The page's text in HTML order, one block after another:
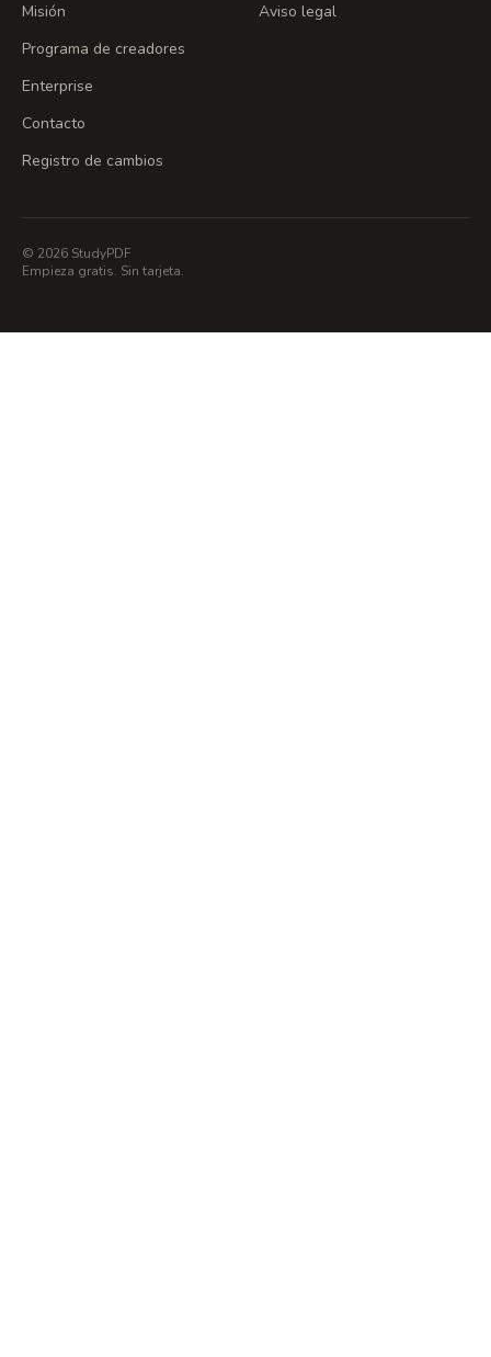
Misión
Programa de creadores
Enterprise
Contacto
Registro de cambios
Aviso legal
© 2026 StudyPDF
Empieza gratis. Sin tarjeta.